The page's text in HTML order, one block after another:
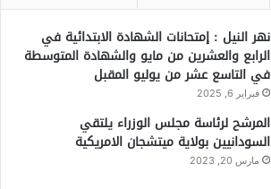
نهر النيل : إمتحانات الشهادة الابتدائية في
الرابع والعشرين من مايو والشهادة المتوسطة
في التاسع عشر من يوليو المقبل
فبراير 6, 2025
المرشح لرئاسة مجلس الوزراء يلتقي
السودانيين بولاية ميتشجان الامريكية
مارس 20, 2023